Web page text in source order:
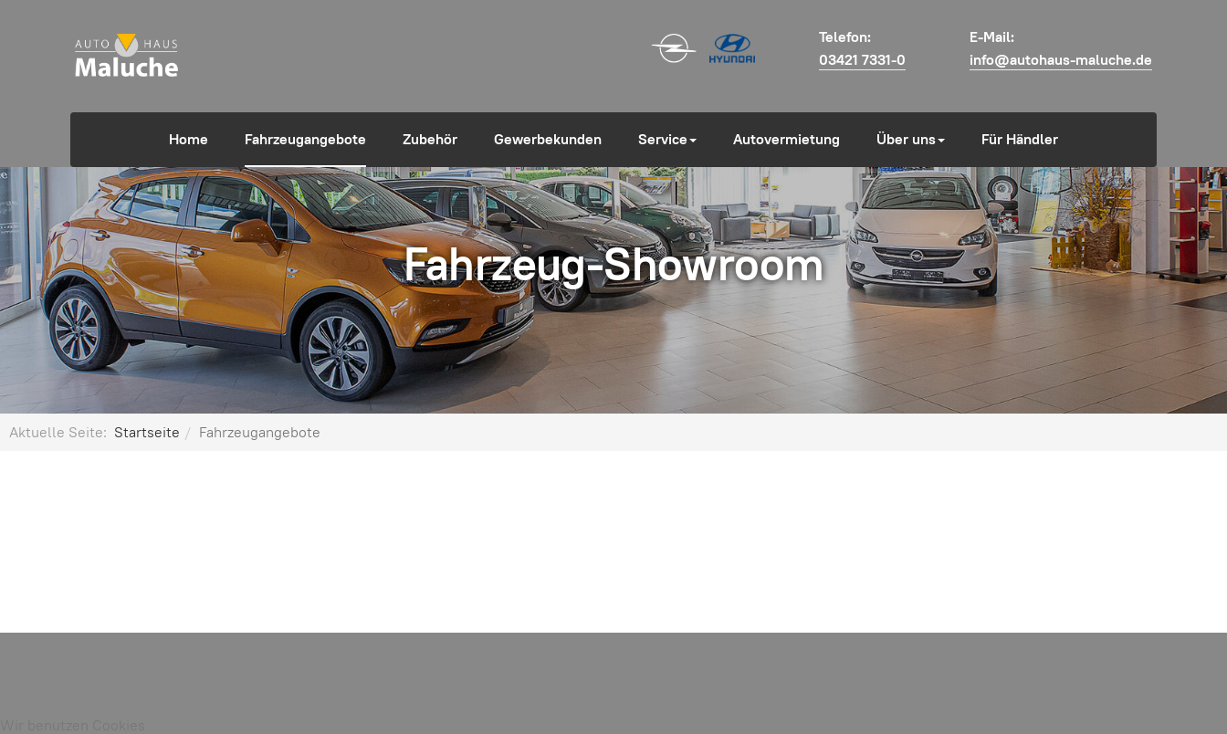
Telefon:
03421 7331-0
E-Mail:
info@autohaus-maluche.de
Home Fahrzeugangebote Zubehör Gewerbekunden Service Autovermietung Über uns Für Händler
Fahrzeug-Showroom
Aktuelle Seite: Startseite Fahrzeugangebote